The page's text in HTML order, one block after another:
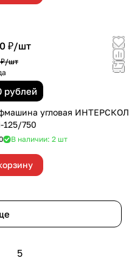
₽/шт
₽/шт
рублей
угловая ИНТЕРСКОЛ
750
В наличии: 2 шт
5